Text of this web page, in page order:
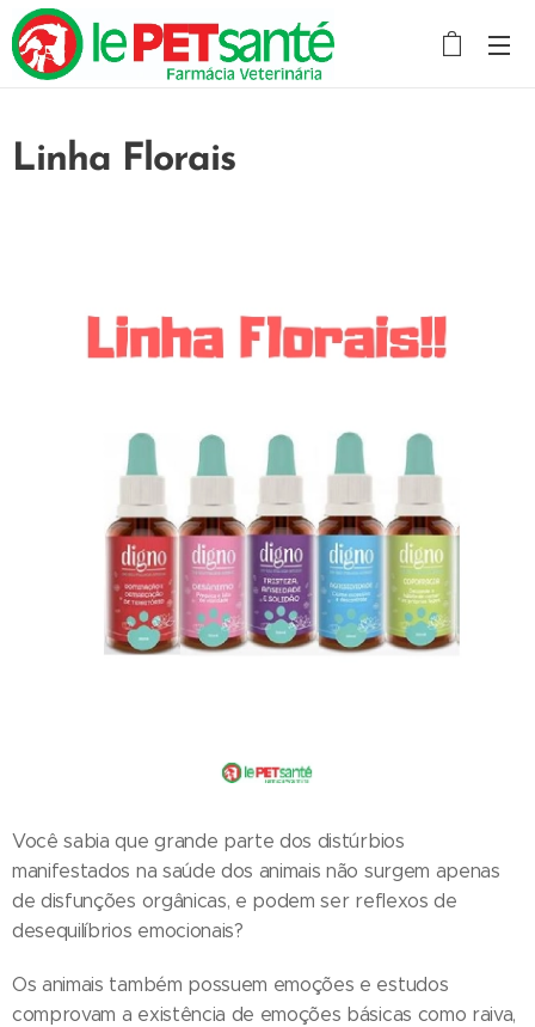
Linha Florais
Você sabia que grande parte dos distúrbios
manifestados na saúde dos animais não surgem apenas
de disfunções orgânicas, e podem ser reflexos de
desequilíbrios emocionais?
Os animais também possuem emoções e estudos
comprovam a existência de emoções básicas como raiva,